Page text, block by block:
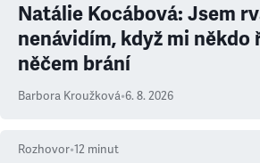
Natálie Kocábová: Jsem
nenávidím, když mi někdo
něčem brání
Barbora Kroužková•6. 8. 2026
Rozhovor•12 minut